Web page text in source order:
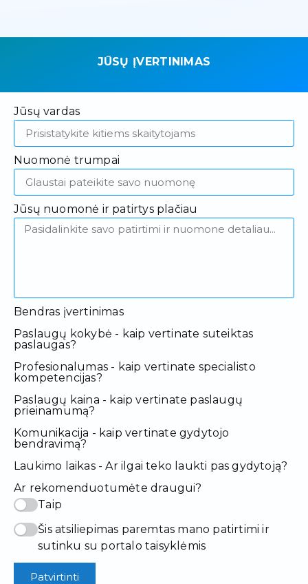
JŪSŲ ĮVERTINIMAS
Jūsų vardas
Nuomonė trumpai
Jūsų nuomonė ir patirtys plačiau
Bendras įvertinimas
Paslaugų kokybė - kaip vertinate suteiktas
paslaugas?
Profesionalumas - kaip vertinate specialisto
kompetencijas?
Paslaugų kaina - kaip vertinate paslaugų
prieinamumą?
Komunikacija - kaip vertinate gydytojo
bendravimą?
Laukimo laikas - Ar ilgai teko laukti pas gydytoją?
Ar rekomenduotumėte draugui?
Taip
Šis atsiliepimas paremtas mano patirtimi ir
sutinku su portalo taisyklėmis
Patvirtinti